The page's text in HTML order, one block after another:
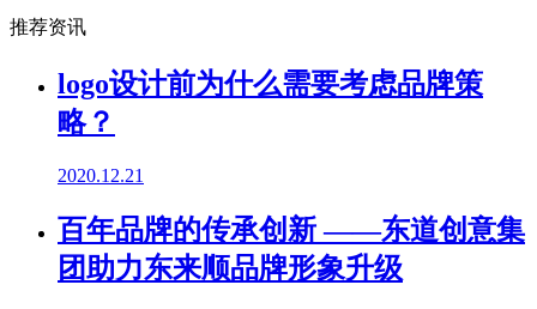
推荐资讯
logo设计前为什么需要考虑品牌策
略？
2020.12.21
百年品牌的传承创新 ——东道创意集
团助力东来顺品牌形象升级